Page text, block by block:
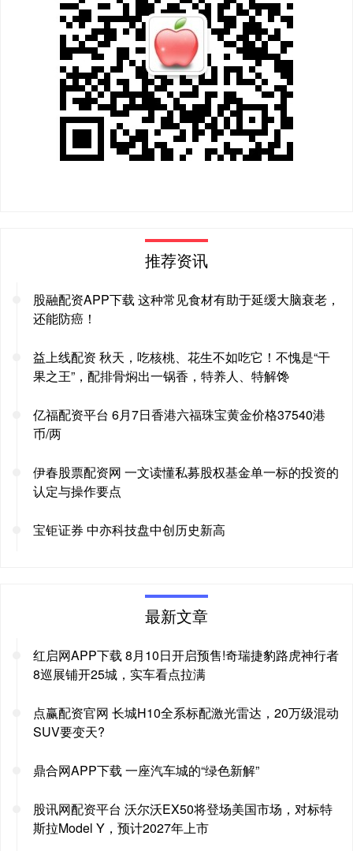
推荐资讯
股融配资APP下载 这种常见食材有助于延缓大脑衰老，
还能防癌！
益上线配资 秋天，吃核桃、花生不如吃它！不愧是“干
果之王”，配排骨焖出一锅香，特养人、特解馋
亿福配资平台 6月7日香港六福珠宝黄金价格37540港
币/两
伊春股票配资网 一文读懂私募股权基金单一标的投资的
认定与操作要点
宝钜证券 中亦科技盘中创历史新高
最新文章
红启网APP下载 8月10日开启预售!奇瑞捷豹路虎神行者
8巡展铺开25城，实车看点拉满
点赢配资官网 长城H10全系标配激光雷达，20万级混动
SUV要变天?
鼎合网APP下载 一座汽车城的“绿色新解”
股讯网配资平台 沃尔沃EX50将登场美国市场，对标特
斯拉Model Y，预计2027年上市